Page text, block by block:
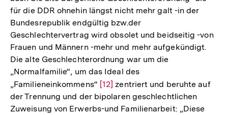
für die DDR ohnehin längst nicht mehr galt -in der
Bundesrepublik endgültig bzw.der
Geschlechtervertrag wird obsolet und beidseitig -von
Frauen und Männern -mehr und mehr aufgekündigt.
Die alte Geschlechterordnung war um die
„Normalfamilie“, um das Ideal des
„Familieneinkommens“ Zur
Auflösung
der
[12] zentriert und beruhte auf
der Trennung und der bipolaren geschlechtlichen
Zuweisung von Erwerbs-und Familienarbeit: „Diese